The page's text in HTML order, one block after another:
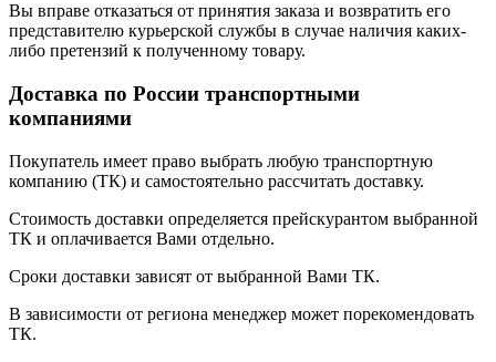
Вы вправе отказаться от принятия заказа и возвратить его
представителю курьерской службы в случае наличия каких-
либо претензий к полученному товару.
Доставка по России транспортными
компаниями
Покупатель имеет право выбрать любую транспортную
компанию (ТК) и самостоятельно рассчитать доставку.
Стоимость доставки определяется прейскурантом выбранной
ТК и оплачивается Вами отдельно.
Сроки доставки зависят от выбранной Вами ТК.
В зависимости от региона менеджер может порекомендовать
ТК.